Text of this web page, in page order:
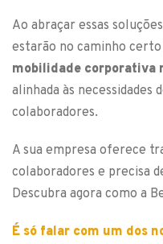
Ao abraçar essas
estarão no caminho certo
mobilidade corporativa
alinhada às necessidades
colaboradores.
A sua empresa oferece
colaboradores e precisa
Descubra agora como a
É só falar com um dos